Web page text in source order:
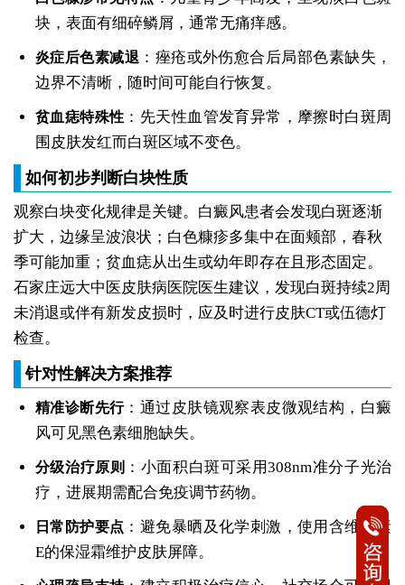
块，表面有细碎鳞屑，通常无痛痒感。
炎症后色素减退 ：痤疮或外伤愈合后局部色素缺失，
边界不清晰，随时间可能自行恢复。
贫血痣特殊性 ：先天性血管发育异常，摩擦时白斑周
围皮肤发红而白斑区域不变色。
如何初步判断白块性质
观察白块变化规律是关键。白癜风患者会发现白斑逐渐
扩大，边缘呈波浪状；白色糠疹多集中在面颊部，春秋
季可能加重；贫血痣从出生或幼年即存在且形态固定。
石家庄远大中医皮肤病医院医生建议，发现白斑持续2周
未消退或伴有新发皮损时，应及时进行皮肤CT或伍德灯
检查。
针对性解决方案推荐
精准诊断先行：通过皮肤镜观察表皮微观结构，白癜
风可见黑色素细胞缺失。
分级治疗原则 ：小面积白斑可采用308nm准分子光治
疗，进展期需配合免疫调节药物。
日常防护要点 ：避免暴晒及化学刺激，使用含维生素
E的保湿霜维护皮肤屏障。